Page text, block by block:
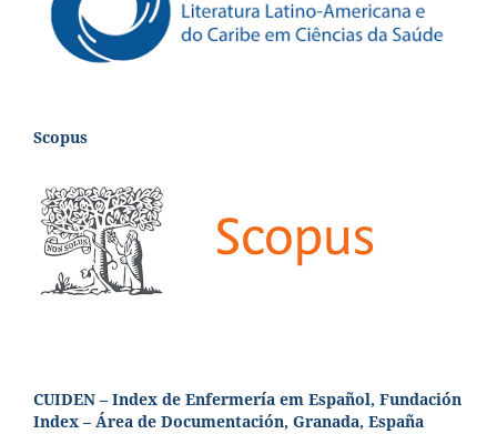
Scopus
CUIDEN – Index de Enfermería em Español, Fundación
Index – Área de Documentación, Granada, España